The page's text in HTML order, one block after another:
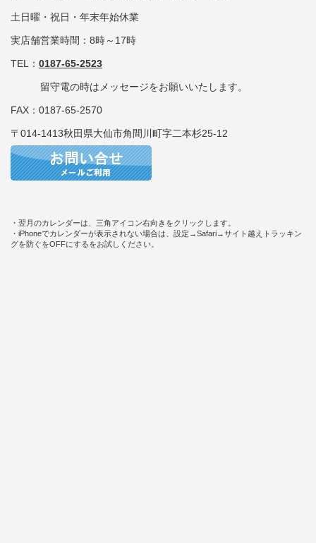
土日曜・祝日・年末年始休業
実店舗営業時間：8時～17時
TEL： 0187-65-2523
留守電の時はメッセージをお願いいたします。
FAX：0187-65-2570
〒014-1413秋田県大仙市角間川町字二本杉25-12
・翌月のカレンダーは、三角アイコン右向きをクリックします。
・iPhoneでカレンダーが表示されない場合は、設定→Safari→サイト越えトラッキン
グを防ぐをOFFにするをお試しください。